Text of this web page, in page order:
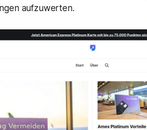
aufzuwerten.